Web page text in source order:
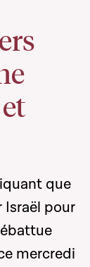
que
pour
mercredi